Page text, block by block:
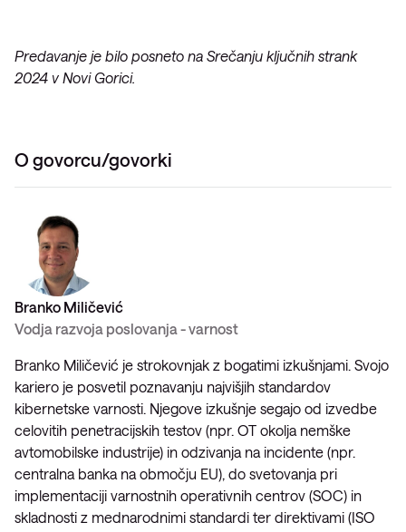
Predavanje je bilo posneto na Srečanju ključnih strank
2024 v Novi Gorici.
O govorcu/govorki
Branko Miličević
Vodja razvoja poslovanja - varnost
Branko Miličević je strokovnjak z bogatimi izkušnjami. Svojo
kariero je posvetil poznavanju najvišjih standardov
kibernetske varnosti. Njegove izkušnje segajo od izvedbe
celovitih penetracijskih testov (npr. OT okolja nemške
avtomobilske industrije) in odzivanja na incidente (npr.
centralna banka na območju EU), do svetovanja pri
implementaciji varnostnih operativnih centrov (SOC) in
skladnosti z mednarodnimi standardi ter direktivami (ISO